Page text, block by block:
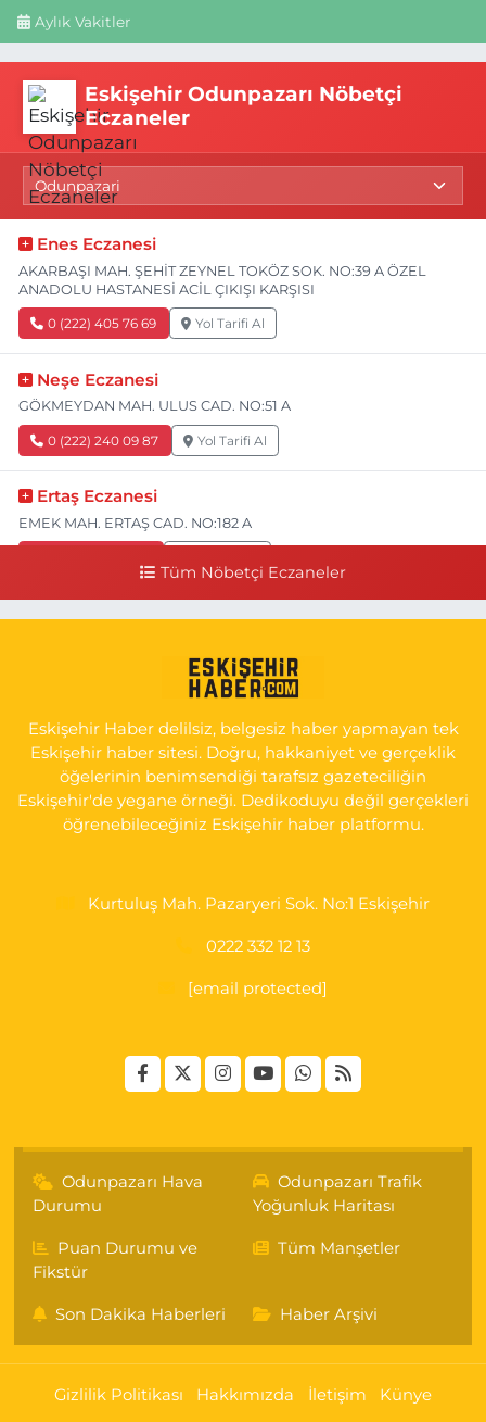
Aylık Vakitler
Eskişehir Odunpazarı Nöbetçi
Eczaneler
Enes Eczanesi
AKARBAŞI MAH. ŞEHİT ZEYNEL TOKÖZ SOK. NO:39 A ÖZEL
ANADOLU HASTANESİ ACİL ÇIKIŞI KARŞISI
0 (222) 405 76 69 Yol Tarifi Al
Neşe Eczanesi
GÖKMEYDAN MAH. ULUS CAD. NO:51 A
0 (222) 240 09 87 Yol Tarifi Al
Ertaş Eczanesi
EMEK MAH. ERTAŞ CAD. NO:182 A
YAN SOKAĞI POLİKLİNİK KAPISI TAM KARŞISI I
Yol Tarifi Al
Tüm Nöbetçi Eczaneler
Eskişehir Haber delilsiz, belgesiz haber yapmayan tek
Eskişehir haber sitesi. Doğru, hakkaniyet ve gerçeklik
öğelerinin benimsendiği tarafsız gazeteciliğin
Eskişehir'de yegane örneği. Dedikoduyu değil gerçekleri
öğrenebileceğiniz Eskişehir haber platformu.
Kurtuluş Mah. Pazaryeri Sok. No:1 Eskişehir
0222 332 12 13
[email protected]
Odunpazarı Hava
Durumu
Odunpazarı Trafik
Yoğunluk Haritası
Puan Durumu ve
Fikstür
Tüm Manşetler
Son Dakika Haberleri Haber Arşivi
Gizlilik Politikası Hakkımızda İletişim Künye